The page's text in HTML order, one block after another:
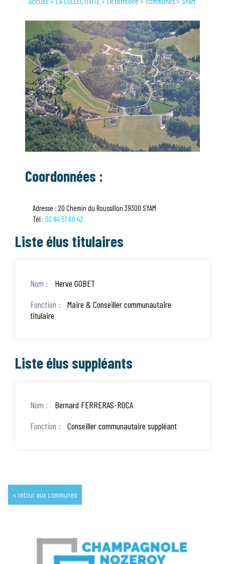
Coordonnées :
Adresse : 20 Chemin du Roussillon 39300 SYAM
Tél : 03 84 51 60 42
Liste élus titulaires
Hervé GOBET
Maire & Conseiller communautaire
titulaire
Liste élus suppléants
Bernard FERRERAS-ROCA
Conseiller communautaire suppléant
retour aux communes